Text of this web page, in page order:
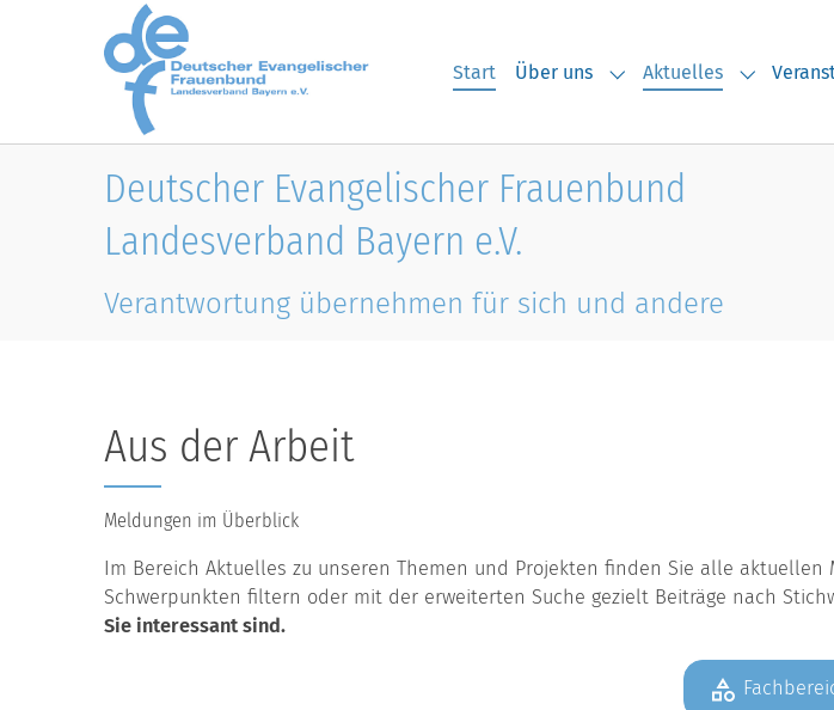
Skip to main content
Start Über uns
Submenu for "Über uns"
Aktuelles(current)
Submenu
Deutscher Evangelischer Frauenbund
Landesverband Bayern e.V.
Verantwortung übernehmen für sich und andere
Aus der Arbeit
Meldungen im Überblick
Im Bereich Aktuelles zu unseren Themen und Projekten finden Sie alle
Schwerpunkten filtern oder mit der erweiterten Suche gezielt Beiträge nach
Sie interessant sind.